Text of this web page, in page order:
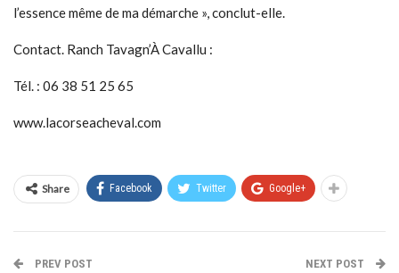
l’essence même de ma démarche », conclut-elle.
Contact. Ranch Tavagn’À Cavallu :
Tél. : 06 38 51 25 65
www.lacorseacheval.com
Share Facebook Twitter Google+
PREV POST NEXT POST